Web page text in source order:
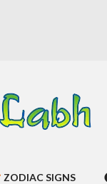
ZODIAC SIGNS